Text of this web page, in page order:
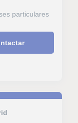
particulares